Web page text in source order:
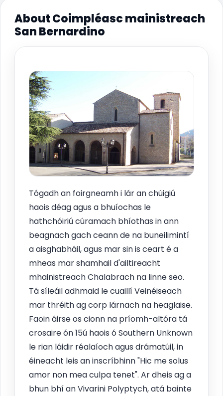
About Coimpléasc mainistreach
San Bernardino
Tógadh an foirgneamh i lár an chúigiú
haois déag agus a bhuíochas le
hathchóiriú cúramach bhíothas in ann
beagnach gach ceann de na buneilimintí
a aisghabháil, agus mar sin is ceart é a
mheas mar shamhail d'ailtireacht
mhainistreach Chalabrach na linne seo.
Tá síleáil adhmaid le cuaillí Veinéiseach
mar thréith ag corp lárnach na heaglaise.
Faoin áirse os cionn na príomh-altóra tá
crosaire ón 15ú haois ó Southern Unknown
le rian láidir réalaíoch agus drámatúil, in
éineacht leis an inscríbhinn "Hic me solus
amor non mea culpa tenet". Ar dheis ag a
bhun bhí an Vivarini Polyptych, atá bainte